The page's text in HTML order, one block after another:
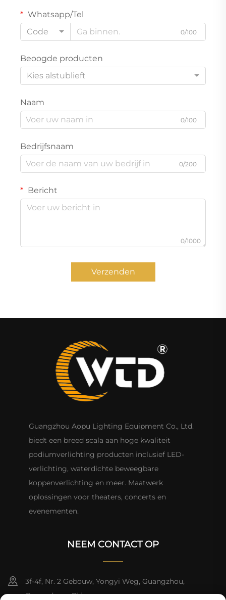
Whatsapp/Tel
Code
0/100
Beoogde producten
Kies alstublieft
Naam
0/100
Bedrijfsnaam
0/200
Bericht
0/1000
Verzenden
Guangzhou Aopu Lighting Equipment Co., Ltd.
biedt een breed scala aan hoge kwaliteit
podiumverlichting producten inclusief LED-
verlichting, waterdichte beweegbare
koppenverlichting en meer. Maatwerk
oplossingen voor theaters, concerts en
evenementen.
NEEM CONTACT OP
3f-4f, Nr. 2 Gebouw, Yongyi Weg, Guangzhou,
Guangdong, China